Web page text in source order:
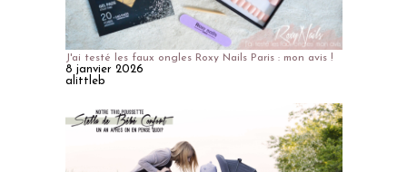
J'ai testé les faux ongles Roxy Nails Paris : mon avis !
8 janvier 2026
alittleb